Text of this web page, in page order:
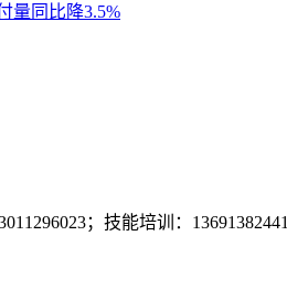
量同比降3.5%
；技能培训：13691382441